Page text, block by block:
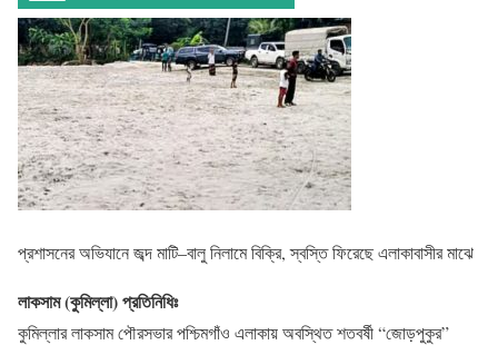
প্রশাসনের অভিযানে জব্দ মাটি–বালু নিলামে বিক্রি, স্বস্তি ফিরেছে এলাকাবাসীর মাঝে
লাকসাম (কুমিল্লা) প্রতিনিধিঃ
কুমিল্লার লাকসাম পৌরসভার পশ্চিমগাঁও এলাকায় অবস্থিত শতবর্ষী “জোড়পুকুর”